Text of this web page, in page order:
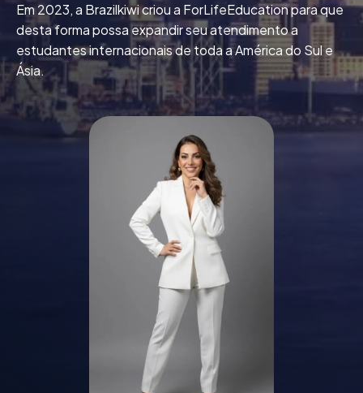
Em 2023, a Brazilkiwi criou a ForLifeEducation para que
desta forma possa expandir seu atendimento a
estudantes internacionais de toda a América do Sul e
Ásia.